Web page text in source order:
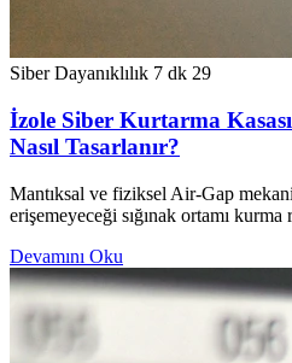
Siber Dayanıklılık 7 dk 29
İzole Siber Kurtarma
Nasıl Tasarlanır?
Mantıksal ve fiziksel Air-Gap
erişemeyeceği sığınak ortamı kurma
Devamını Oku